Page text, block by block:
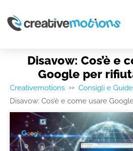
Disavow: Cos’è e
Google per
Creativemotions >> Consigli e
Disavow: Cos’è e come usare